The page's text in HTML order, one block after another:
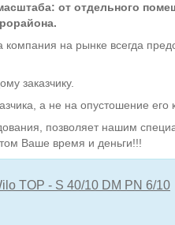
от отдельного
на рынке всегда
заказчику.
а не на опустошение
позволяет нашим
Ваше время и деньги!!!
TOP - S 40/10 DM PN 6/10